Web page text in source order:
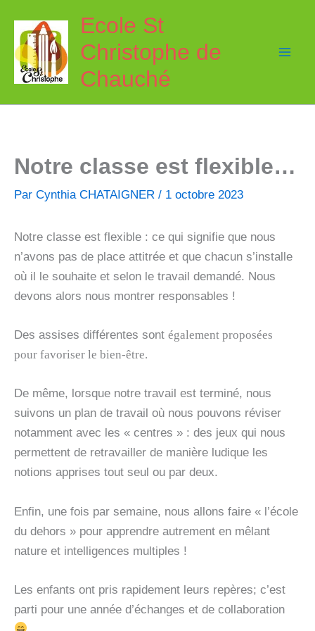
contenu
Ecole St
Christophe de
Chauché
Notre classe est flexible…
Par Cynthia CHATAIGNER / 1 octobre 2023
Notre classe est flexible : ce qui signifie que nous
n’avons pas de place attitrée et que chacun s’installe
où il le souhaite et selon le travail demandé. Nous
devons alors nous montrer responsables !
Des assises différentes sont également proposées
pour favoriser le bien-être.
De même, lorsque notre travail est terminé, nous
suivons un plan de travail où nous pouvons réviser
notamment avec les « centres » : des jeux qui nous
permettent de retravailler de manière ludique les
notions apprises tout seul ou par deux.
Enfin, une fois par semaine, nous allons faire « l’école
du dehors » pour apprendre autrement en mêlant
nature et intelligences multiples !
Les enfants ont pris rapidement leurs repères; c’est
parti pour une année d’échanges et de collaboration